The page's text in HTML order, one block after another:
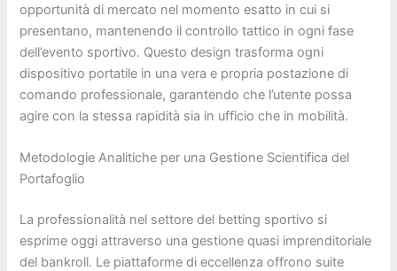
opportunità di mercato nel momento esatto in cui si
presentano, mantenendo il controllo tattico in ogni fase
dell’evento sportivo. Questo design trasforma ogni
dispositivo portatile in una vera e propria postazione di
comando professionale, garantendo che l’utente possa
agire con la stessa rapidità sia in ufficio che in mobilità.
Metodologie Analitiche per una Gestione Scientifica del
Portafoglio
La professionalità nel settore del betting sportivo si
esprime oggi attraverso una gestione quasi imprenditoriale
del bankroll. Le piattaforme di eccellenza offrono suite